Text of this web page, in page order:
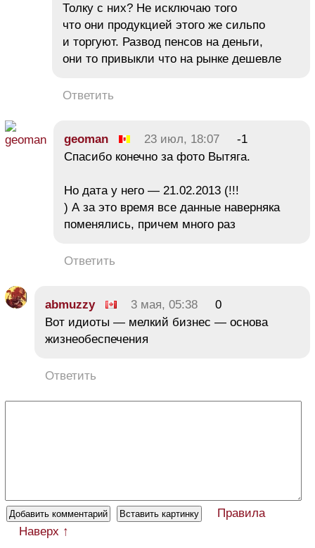
Толку с них? Не исключаю того
что они продукцией этого же сильпо
и торгуют. Развод пенсов на деньги,
они то привыкли что на рынке дешевле
Ответить
geoman 23 июл, 18:07
-1
Спасибо конечно за фото Вытяга.
Но дата у него — 21.02.2013 (!!!
) А за это время все данные наверняка
поменялись, причем много раз
Ответить
abmuzzy 3 мая, 05:38
0
Вот идиоты — мелкий бизнес — основа
жизнеобеспечения
Ответить
Правила
Наверх ↑